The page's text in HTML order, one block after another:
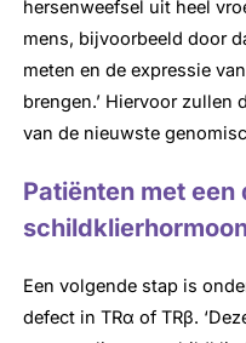
hersenweefsel uit heel
mens, bijvoorbeeld door
meten en de expressie
brengen.’ Hiervoor zullen
van de nieuwste
Patiënten met
Een volgende stap is
defect in TRα of TRβ.